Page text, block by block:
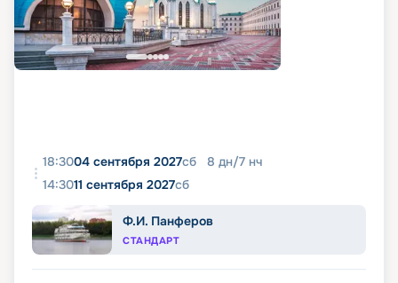
18:3004 сентября 2027сб 8 дн/7 нч
14:3011 сентября 2027сб
Ф.И. Панферов
СТАНДАРТ